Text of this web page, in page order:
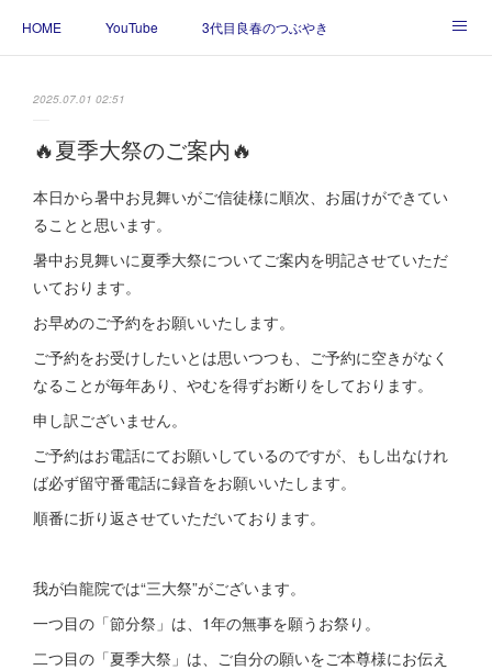
HOME YouTube 3代目良春のつぶやき
2025.07.01 02:51
🔥夏季大祭のご案内🔥
本日から暑中お見舞いがご信徒様に順次、お届けができてい
ることと思います。
暑中お見舞いに夏季大祭についてご案内を明記させていただ
いております。
お早めのご予約をお願いいたします。
ご予約をお受けしたいとは思いつつも、ご予約に空きがなく
なることが毎年あり、やむを得ずお断りをしております。
申し訳ございません。
ご予約はお電話にてお願いしているのですが、もし出なけれ
ば必ず留守番電話に録音をお願いいたします。
順番に折り返させていただいております。
我が白龍院では“三大祭”がございます。
一つ目の「節分祭」は、1年の無事を願うお祭り。
二つ目の「夏季大祭」は、ご自分の願いをご本尊様にお伝え